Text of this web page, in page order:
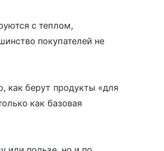
с теплом,
покупателей не
как берут продукты «для
как базовая